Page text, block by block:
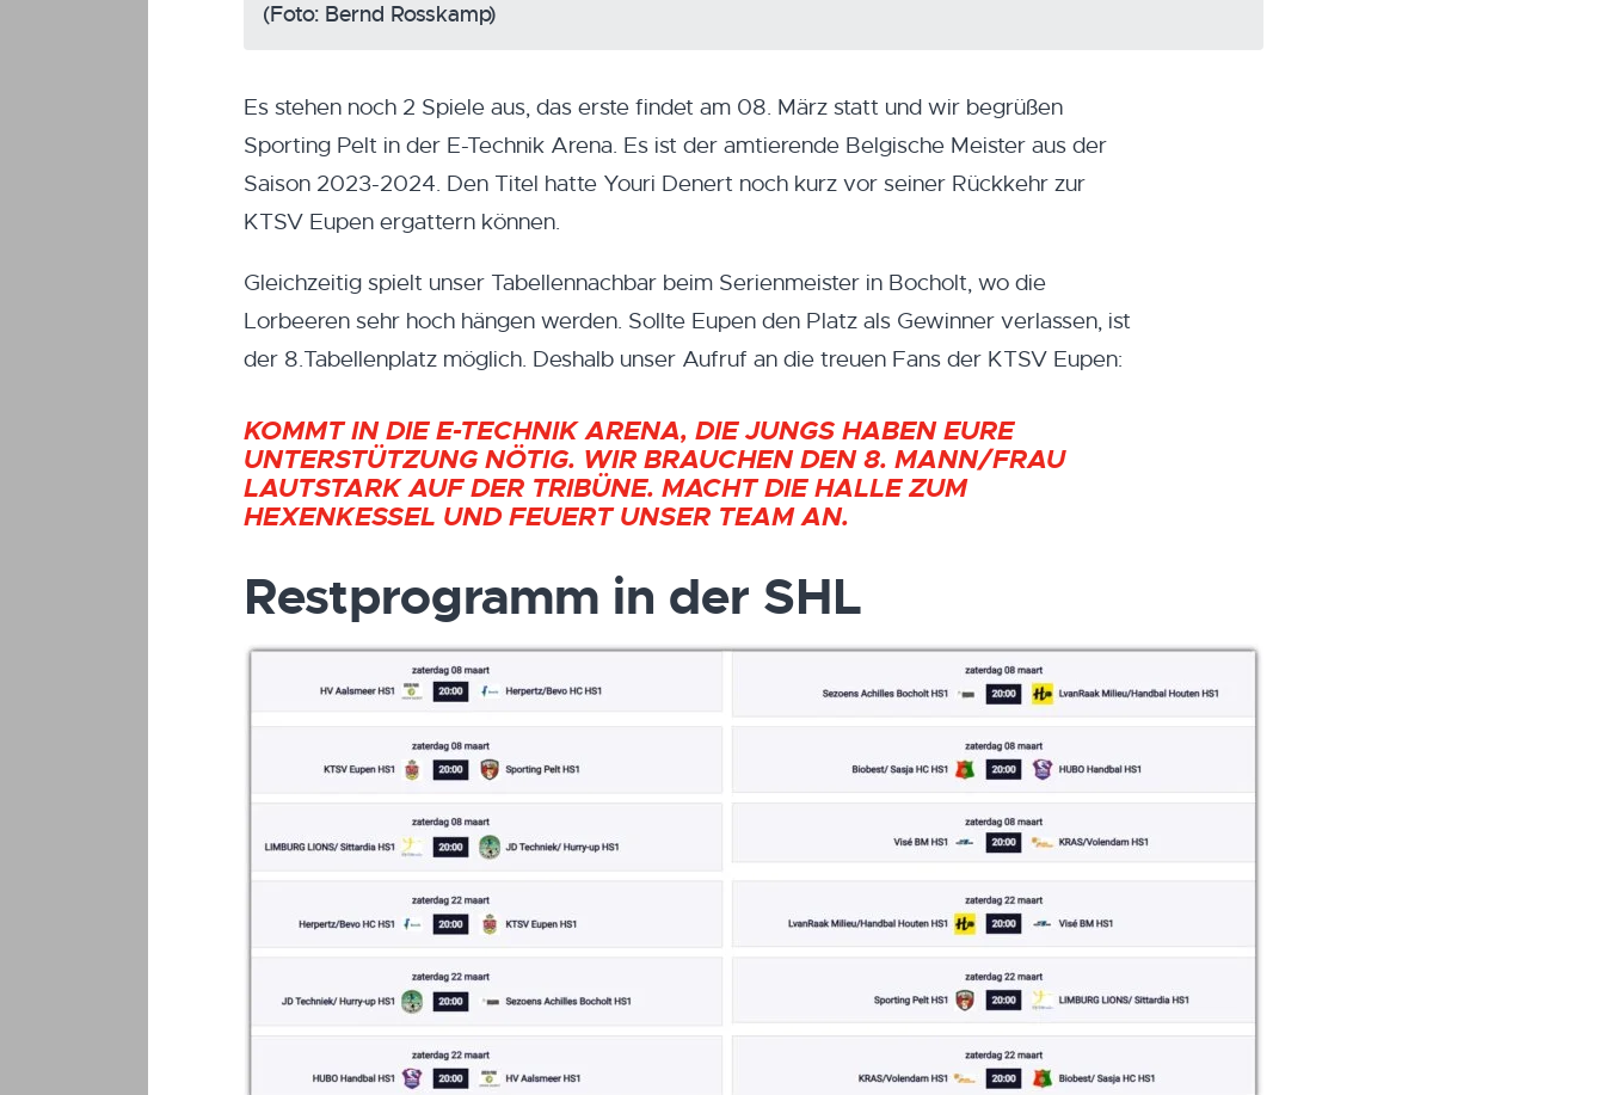
(Foto: Bernd Rosskamp)
Es stehen noch 2 Spiele aus, das erste findet am 08. März statt und wir begrüßen
Sporting Pelt in der E-Technik Arena. Es ist der amtierende Belgische Meister aus der
Saison 2023-2024. Den Titel hatte Youri Denert noch kurz vor seiner Rückkehr zur
KTSV Eupen ergattern können.
Gleichzeitig spielt unser Tabellennachbar beim Serienmeister in Bocholt, wo die
Lorbeeren sehr hoch hängen werden. Sollte Eupen den Platz als Gewinner verlassen, ist
der 8.Tabellenplatz möglich. Deshalb unser Aufruf an die treuen Fans der KTSV Eupen:
KOMMT IN DIE E-TECHNIK ARENA, DIE JUNGS HABEN EURE
UNTERSTÜTZUNG NÖTIG. WIR BRAUCHEN DEN 8. MANN/FRAU
LAUTSTARK AUF DER TRIBÜNE. MACHT DIE HALLE ZUM
HEXENKESSEL UND FEUERT UNSER TEAM AN.
Restprogramm in der SHL